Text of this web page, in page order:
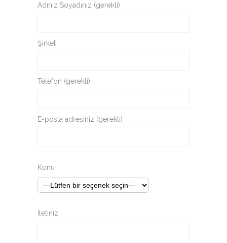
Adınız Soyadınız (gerekli)
Şirket
Telefon (gerekli)
E-posta adresiniz (gerekli)
Konu
İletiniz